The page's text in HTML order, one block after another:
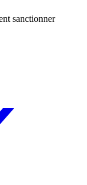
sanctionner